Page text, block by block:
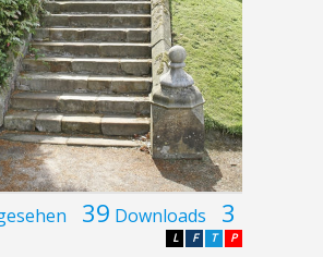
39 Downloads 3
P
T
F
L